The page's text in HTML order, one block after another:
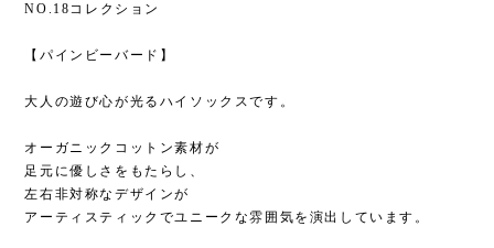
NO.18コレクション
【パインビーバード】
大人の遊び心が光るハイソックスです。
オーガニックコットン素材が
足元に優しさをもたらし、
左右非対称なデザインが
アーティスティックでユニークな雰囲気を演出しています。